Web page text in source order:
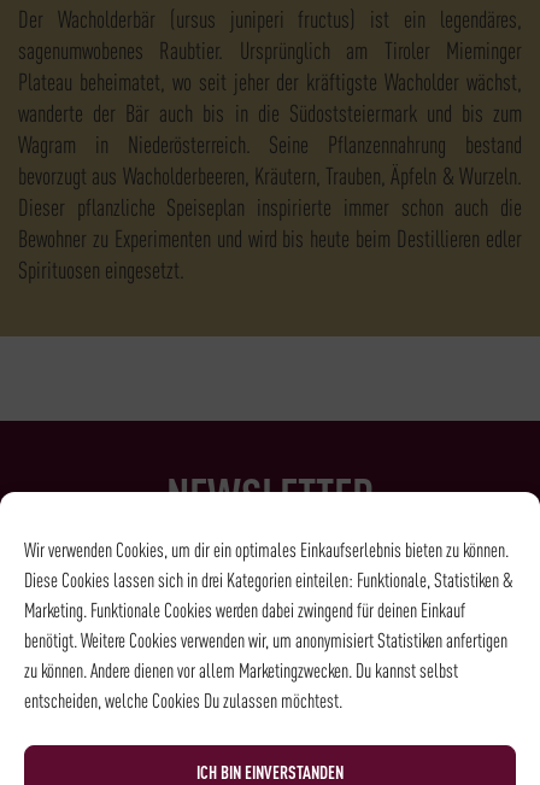
Wir verwenden Cookies, um dir ein optimales Einkaufserlebnis bieten zu können.
Diese Cookies lassen sich in drei Kategorien einteilen: Funktionale, Statistiken &
Marketing. Funktionale Cookies werden dabei zwingend für deinen Einkauf
benötigt. Weitere Cookies verwenden wir, um anonymisiert Statistiken anfertigen
zu können. Andere dienen vor allem Marketingzwecken. Du kannst selbst
entscheiden, welche Cookies Du zulassen möchtest.
ICH BIN EINVERSTANDEN
Der Wacholderbär (ursus juniperi fructus) ist ein legendäres,
sagenumwobenes Raubtier. Ursprünglich am Tiroler Mieminger
Plateau beheimatet, wo seit jeher der kräftigste Wacholder wächst,
wanderte der Bär auch bis in die Südoststeiermark und bis zum
Wagram in Niederösterreich. Seine Pflanzennahrung bestand
bevorzugt aus Wacholderbeeren, Kräutern, Trauben, Äpfeln & Wurzeln.
Dieser pflanzliche Speiseplan inspirierte immer schon auch die
Bewohner zu Experimenten und wird bis heute beim Destillieren edler
Spirituosen eingesetzt.
NEWSLETTER
LUST AUF MEHR KAFFEE, WEIN, SPIRITS &
FEINKOST?
Dann melde Dich einfach für den Rehorik Newsletter an und wir
halten Dich auf dem Laufenden - Erfahre immer als Erstes, was es
Neues bei Rehorik gibt!